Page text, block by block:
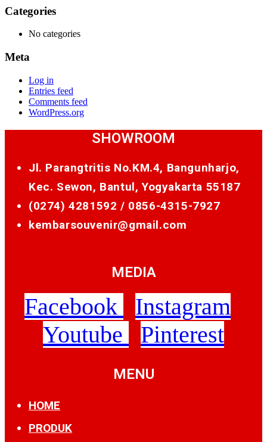
Categories
No categories
Meta
Log in
Entries feed
Comments feed
WordPress.org
SHOWROOM
Jl. Parangtritis No.KM.4, Bangunharjo,
Kec. Sewon, Bantul, Yogyakarta 55187
(0274) 4281592 / 0856-4315-7927
kembarsouvenir@gmail.com
MEDIA
Facebook
Instagram
Youtube
Pinterest
MENU
HOME
PRODUK